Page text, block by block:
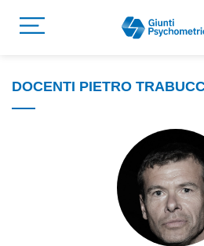
DOCENTI PIETRO